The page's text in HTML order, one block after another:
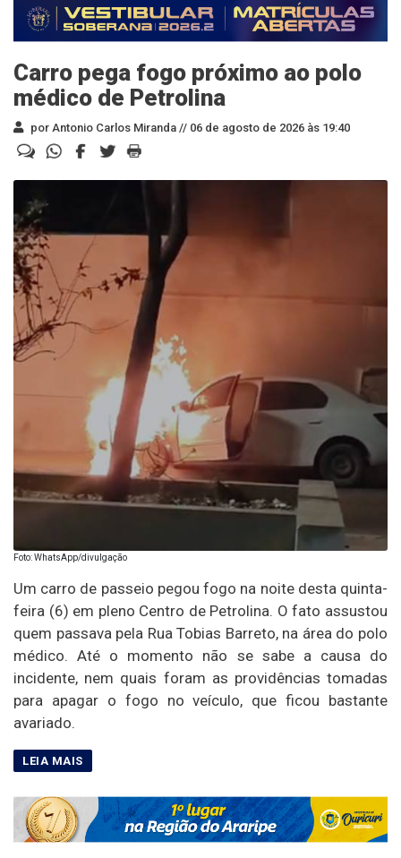
Carro pega fogo próximo ao polo
médico de Petrolina
por Antonio Carlos Miranda // 06 de agosto de 2026 às 19:40
Foto: WhatsApp/divulgação
Um carro de passeio pegou fogo na noite desta quinta-
feira (6) em pleno Centro de Petrolina. O fato assustou
quem passava pela Rua Tobias Barreto, na área do polo
médico. Até o momento não se sabe a causa do
incidente, nem quais foram as providências tomadas
para apagar o fogo no veículo, que ficou bastante
avariado.